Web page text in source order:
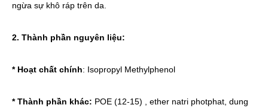
ngừa sự khô ráp trên da.
2. Thành phần nguyên liệu:
* Hoạt chất chính: Isopropyl Methylphenol
* Thành phần khác: POE (12-15) , ether natri photphat, dung